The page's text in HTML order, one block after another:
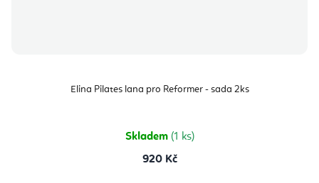
Elina Pilates lana pro Reformer - sada 2ks
Skladem (1 ks)
920 Kč